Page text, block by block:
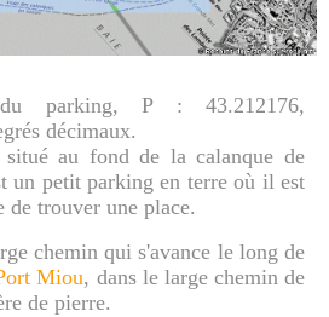
du parking, P : 43.212176,
décimaux.
au fond de la calanque de
un petit parking en terre où il est
trouver une place.
chemin qui s'avance le long de
Miou, dans le large chemin de
de pierre.